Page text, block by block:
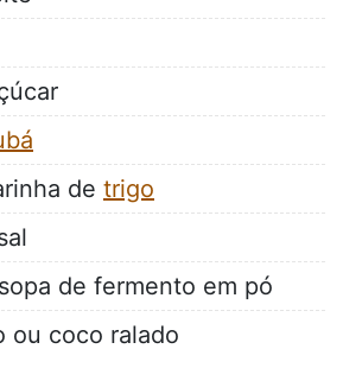
de trigo
de fermento em pó
ou coco ralado